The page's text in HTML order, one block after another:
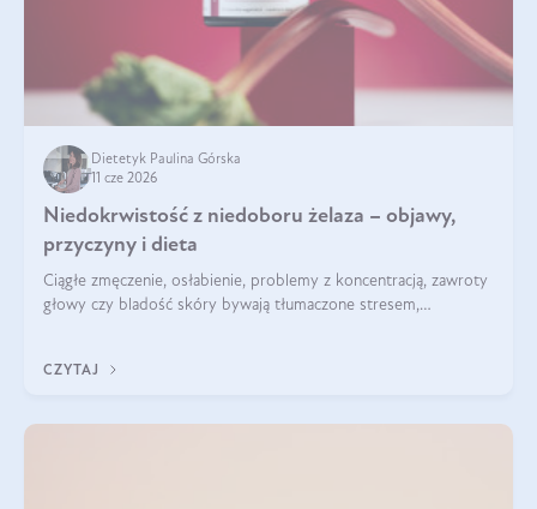
Dietetyk Paulina Górska
11 cze 2026
Niedokrwistość z niedoboru żelaza – objawy,
przyczyny i dieta
Ciągłe zmęczenie, osłabienie, problemy z koncentracją, zawroty
głowy czy bladość skóry bywają tłumaczone stresem,
CZYTAJ